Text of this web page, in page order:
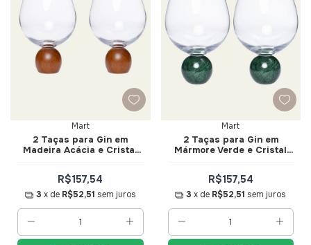
Mart
2 Taças para Gin em
Madeira Acácia e Cristal
R$157,54
3 x de R$52,51 sem juros
Mart
2 Taças para Gin em
Mármore Verde e Cristal
R$157,54
3 x de R$52,51 sem juros